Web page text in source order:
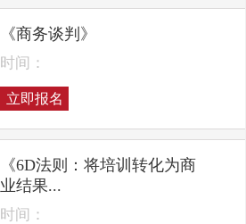
《商务谈判》
时间：
立即报名
《6D法则：将培训转化为商
业结果...
时间：